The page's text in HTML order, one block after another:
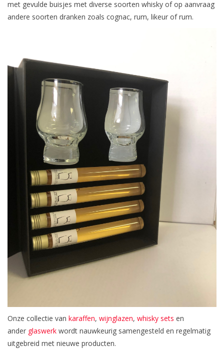
met gevulde buisjes met diverse soorten whisky of op aanvraag
andere soorten dranken zoals cognac, rum, likeur of rum.
Onze collectie van karaffen, wijnglazen, whisky sets en
ander glaswerk wordt nauwkeurig samengesteld en regelmatig
uitgebreid met nieuwe producten.